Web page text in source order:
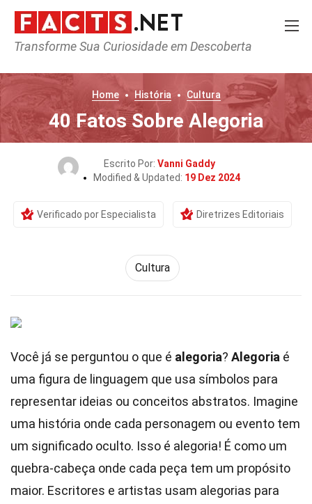
Transforme Sua Curiosidade em Descoberta
Home História Cultura
40 Fatos Sobre Alegoria
Escrito Por: Vanni Gaddy
Modified & Updated: 19 Dez 2024
Verificado por Especialista Diretrizes Editoriais
Cultura
Você já se perguntou o que é alegoria? Alegoria é
uma figura de linguagem que usa símbolos para
representar ideias ou conceitos abstratos. Imagine
uma história onde cada personagem ou evento tem
um significado oculto. Isso é alegoria! É como um
quebra-cabeça onde cada peça tem um propósito
maior. Escritores e artistas usam alegorias para